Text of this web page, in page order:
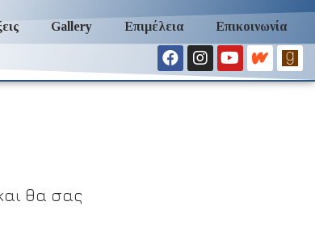
Gallery Επιμέλεια Επικοινωνία
θα σας